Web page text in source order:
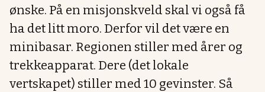
ønske. På en misjonskveld skal vi også få
ha det litt moro. Derfor vil det være en
minibasar. Regionen stiller med årer og
trekkeapparat. Dere (det lokale
vertskapet) stiller med 10 gevinster. Så